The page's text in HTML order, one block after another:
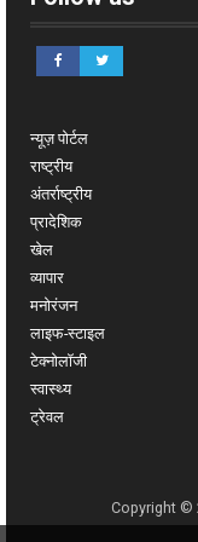
न्यूज़ पोर्टल
राष्ट्रीय
अंतर्राष्ट्रीय
प्रादेशिक
खेल
व्यापार
मनोरंजन
लाइफ-स्टाइल
टेक्नोलॉजी
स्वास्थ्य
ट्रेवल
Copyright ©